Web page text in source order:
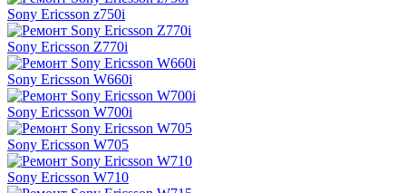
Sony Ericsson z750i
Sony Ericsson Z770i
Sony Ericsson W660i
Sony Ericsson W700i
Sony Ericsson W705
Sony Ericsson W710